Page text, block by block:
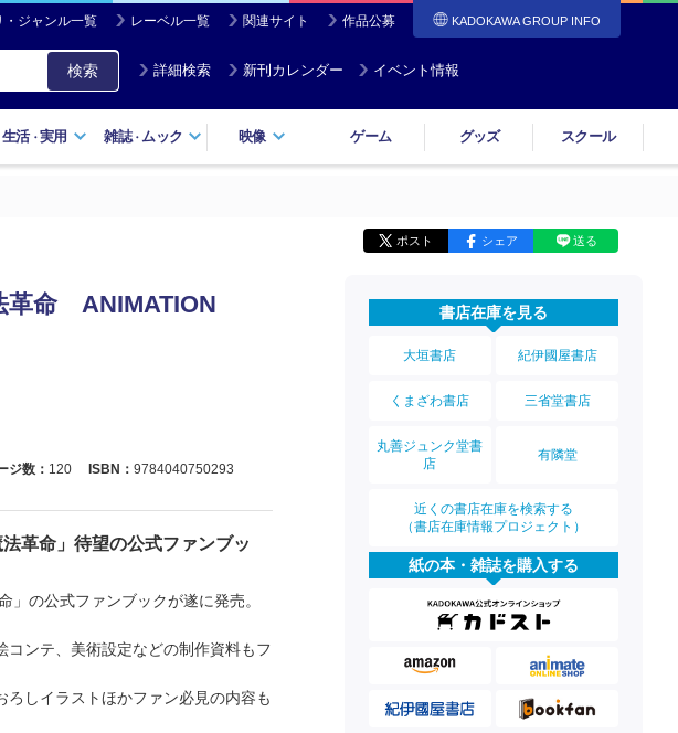
・ジャンル一覧 レーベル一覧 関連サイト 作品公募 KADOKAWA GROUP INFO
検索 詳細検索 新刊カレンダー イベント情報
生活・実用 雑誌・ ムック 映像 ゲーム グッズ スクール
ポスト シェア 送る
革命 ANIMATION
ジ数： 120 ISBN： 9784040750293
革命」待望の公式ファンブッ
の公式ファンブックが遂に発売。
ンテ、美術設定などの制作資料もフ
しイラストほかファン必見の内容も
書店在庫を見る
大垣書店 紀伊國屋書店
くまざわ書店 三省堂書店
丸善ジュンク堂書
店
有隣堂
近くの書店在庫を検索する
（書店在庫情報プロジェクト）
紙の本・雑誌を購入する